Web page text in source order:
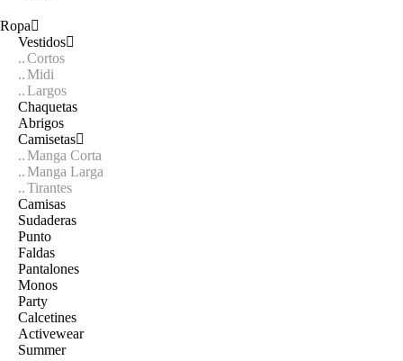
Ropa
Vestidos
Cortos
Midi
Largos
Chaquetas
Abrigos
Camisetas
Manga Corta
Manga Larga
Tirantes
Camisas
Sudaderas
Punto
Faldas
Pantalones
Monos
Party
Calcetines
Activewear
Summer